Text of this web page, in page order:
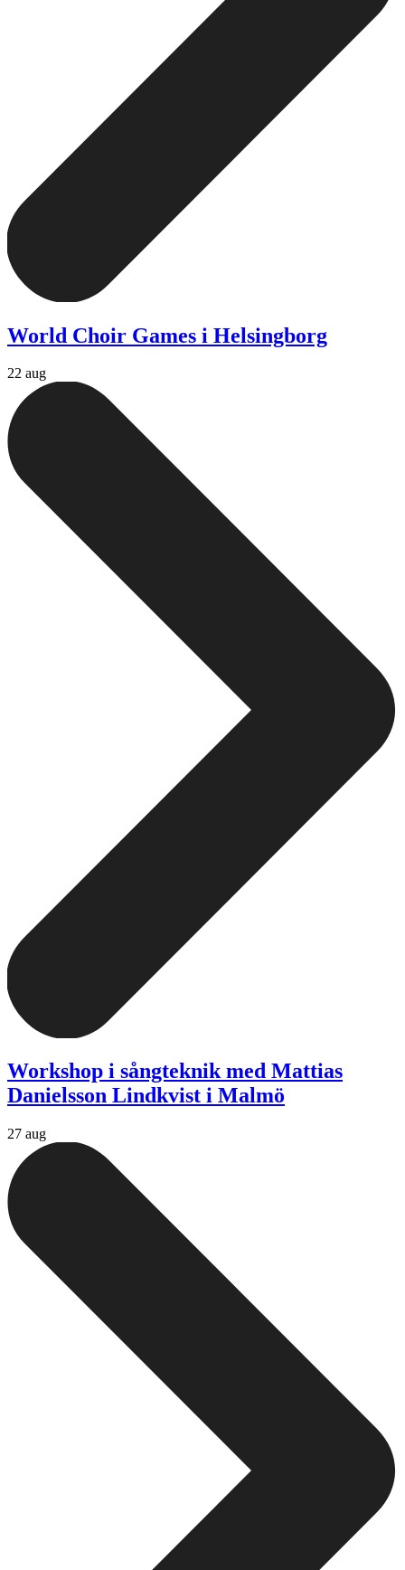
World Choir Games i Helsingborg
22 aug
Workshop i sångteknik med Mattias
Danielsson Lindkvist i Malmö
27 aug